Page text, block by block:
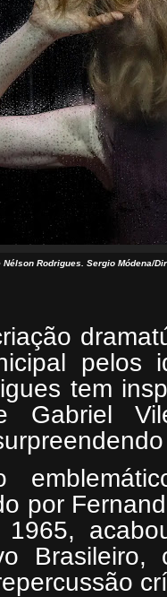
Nélson Rodrigues. Sergio Módena/
tem
por